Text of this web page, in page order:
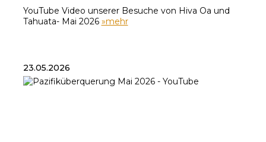
YouTube Video unserer Besuche von Hiva Oa und
Tahuata- Mai 2026 »mehr
23.05.2026